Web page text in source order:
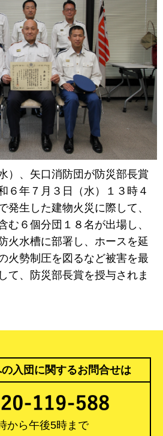
）、矢口消防団が防災部長賞
６年７月３日（水）１３時４
発生した建物火災に際して、
む６個分団１８名が出場し、
火水槽に部署し、ホースを延
火勢制圧を図るなど被害を最
て、防災部長賞を授与されま
入団に関するお問合せは
から午後5時まで